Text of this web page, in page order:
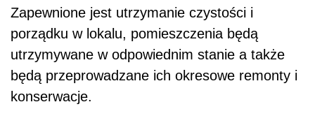
Zapewnione jest utrzymanie czystości i
porządku w lokalu, pomieszczenia będą
utrzymywane w odpowiednim stanie a także
będą przeprowadzane ich okresowe remonty i
konserwacje.